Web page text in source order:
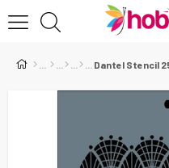
Dantel Stencil